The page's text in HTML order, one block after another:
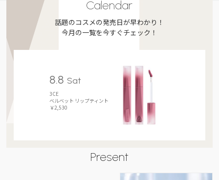
Calendar
話題のコスメの発売日が早わかり！
今月の一覧を今すぐチェック！
8.8 Sat
3CE
ベルベット リップティント
￥2,530
Present